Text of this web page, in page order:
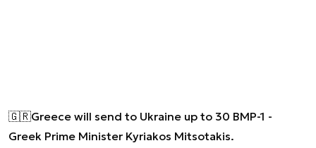
🇬🇷Greece will send to Ukraine up to 30 BMP-1 -
Greek Prime Minister Kyriakos Mitsotakis.